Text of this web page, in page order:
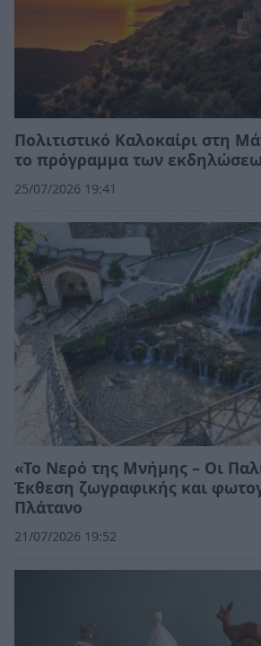
Πολιτιστικό Καλοκαίρι στη
το πρόγραμμα των
25/07/2026 19:41
«Το Νερό της Μνήμης – Οι
Έκθεση ζωγραφικής και
Πλάτανο
21/07/2026 19:52